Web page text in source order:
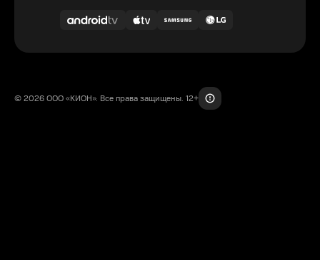
© 2026 ООО «КИОН». Все права защищены. 12+